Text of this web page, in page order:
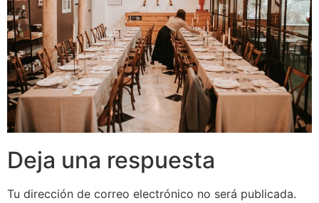
Deja una respuesta
Tu dirección de correo electrónico no será publicada.